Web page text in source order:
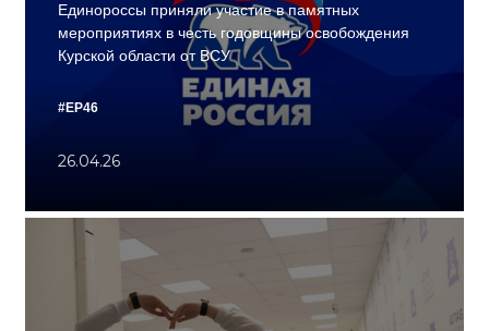
Единороссы приняли участие в памятных
мероприятиях в честь годовщины освобождения
Курской области от ВСУ
#ЕР46
26.04.26